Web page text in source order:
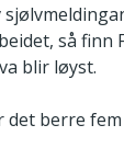
så
blir løyst.
det berre